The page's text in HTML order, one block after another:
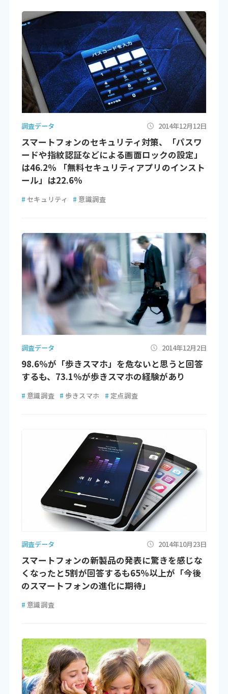
調査データ 2014年12月12日
スマートフォンのセキュリティ対策、「パスワ
ードや指紋認証などによる画面ロックの設定」
は46.2％ 「無料セキュリティアプリのインスト
ール」は22.6％
# セキュリティ # 意識調査
調査データ 2014年12月2日
98.6％が「歩きスマホ」を危ないと思うと回答
するも、73.1％が歩きスマホの経験があり
# 意識調査 # 歩きスマホ # 定点調査
調査データ 2014年10月23日
スマートフォンの新製品の発表に驚きを感じな
くなったと5割が回答するも65％以上が「今後
のスマートフォンの進化に期待」
# 意識調査